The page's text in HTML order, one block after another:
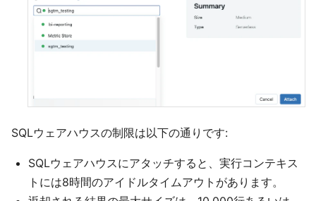
SQLウェアハウスの制限は以下の通りです:
SQLウェアハウスにアタッチすると、実行コンテキス
トには8時間のアイドルタイムアウトがあります。